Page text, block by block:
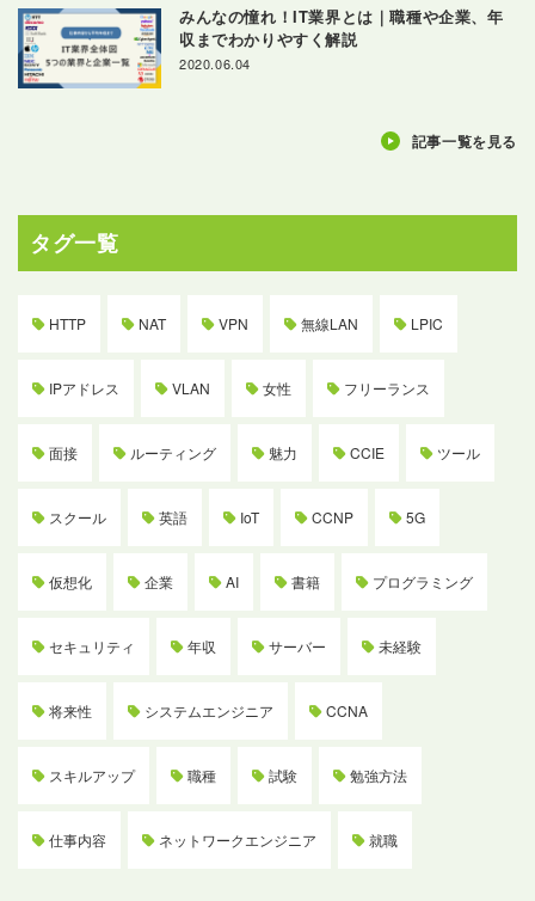
みんなの憧れ！IT業界とは｜職種や企業、年
収までわかりやすく解説
2020.06.04
記事一覧を見る
タグ一覧
HTTP NAT VPN 無線LAN LPIC
IPアドレス VLAN 女性 フリーランス
面接 ルーティング 魅力 CCIE ツール
スクール 英語 IoT CCNP 5G
仮想化 企業 AI 書籍 プログラミング
セキュリティ 年収 サーバー 未経験
将来性 システムエンジニア CCNA
スキルアップ 職種 試験 勉強方法
仕事内容 ネットワークエンジニア 就職